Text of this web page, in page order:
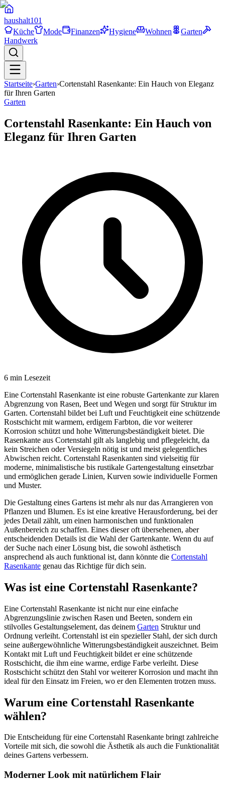
haushalt101
Küche
Mode Finanzen Hygiene Wohnen
Garten
Handwerk
Startseite›Garten›Cortenstahl Rasenkante: Ein Hauch von Eleganz
für Ihren Garten
Garten
Cortenstahl Rasenkante: Ein Hauch von
Eleganz für Ihren Garten
6 min Lesezeit
Eine Cortenstahl Rasenkante ist eine robuste Gartenkante zur klaren
Abgrenzung von Rasen, Beet und Wegen und sorgt für Struktur im
Garten. Cortenstahl bildet bei Luft und Feuchtigkeit eine schützende
Rostschicht mit warmem, erdigem Farbton, die vor weiterer
Korrosion schützt und hohe Witterungsbeständigkeit bietet. Die
Rasenkante aus Cortenstahl gilt als langlebig und pflegeleicht, da
kein Streichen oder Versiegeln nötig ist und meist gelegentliches
Abwischen reicht. Cortenstahl Rasenkanten sind vielseitig für
moderne, minimalistische bis rustikale Gartengestaltung einsetzbar
und ermöglichen gerade Linien, Kurven sowie individuelle Formen
und Muster.
Die Gestaltung eines Gartens ist mehr als nur das Arrangieren von
Pflanzen und Blumen. Es ist eine kreative Herausforderung, bei der
jedes Detail zählt, um einen harmonischen und funktionalen
Außenbereich zu schaffen. Eines dieser oft übersehenen, aber
entscheidenden Details ist die Wahl der Gartenkante. Wenn du auf
der Suche nach einer Lösung bist, die sowohl ästhetisch
ansprechend als auch funktional ist, dann könnte die Cortenstahl
Rasenkante genau das Richtige für dich sein.
Was ist eine Cortenstahl Rasenkante?
Eine Cortenstahl Rasenkante ist nicht nur eine einfache
Abgrenzungslinie zwischen Rasen und Beeten, sondern ein
stilvolles Gestaltungselement, das deinem Garten Struktur und
Ordnung verleiht. Cortenstahl ist ein spezieller Stahl, der sich durch
seine außergewöhnliche Witterungsbeständigkeit auszeichnet. Beim
Kontakt mit Luft und Feuchtigkeit bildet er eine schützende
Rostschicht, die ihm eine warme, erdige Farbe verleiht. Diese
Rostschicht schützt den Stahl vor weiterer Korrosion und macht ihn
ideal für den Einsatz im Freien, wo er den Elementen trotzen muss.
Warum eine Cortenstahl Rasenkante
wählen?
Die Entscheidung für eine Cortenstahl Rasenkante bringt zahlreiche
Vorteile mit sich, die sowohl die Ästhetik als auch die Funktionalität
deines Gartens verbessern.
Moderner Look mit natürlichem Flair